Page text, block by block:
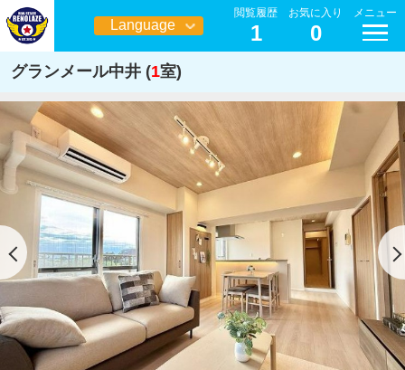
Language
日本語
閲覧履歴
1
お気に入り
0
メニュー
グランメール中井 (1室)